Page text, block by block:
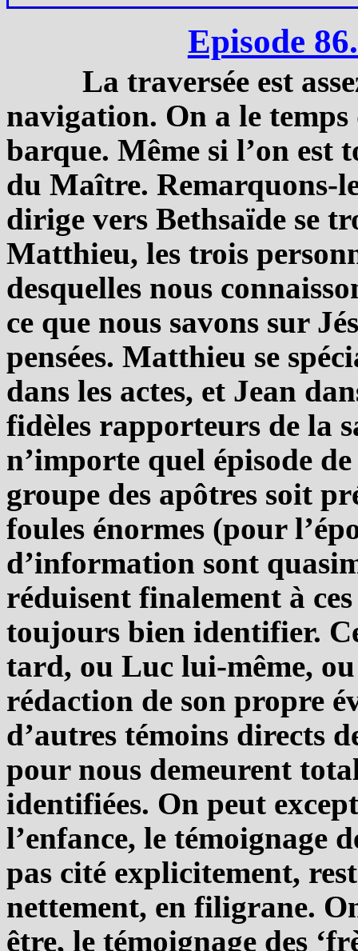
Episode
La traversée est
navigation. On a le
barque. Même si l’on est
du Maître. Remarquons-
dirige vers Bethsaïde se
Matthieu, les trois
desquelles nous
ce que nous savons sur
pensées. Matthieu se
dans les actes, et Jean
fidèles rapporteurs de la
n’importe quel épisode
groupe des apôtres soit
foules énormes (pour
d’information sont
réduisent finalement à
toujours bien identifier.
tard, ou Luc lui-même,
rédaction de son propre
d’autres témoins directs
pour nous demeurent
identifiées. On peut
l’enfance, le témoignage
pas cité explicitement,
nettement, en filigrane.
être, le témoignage des